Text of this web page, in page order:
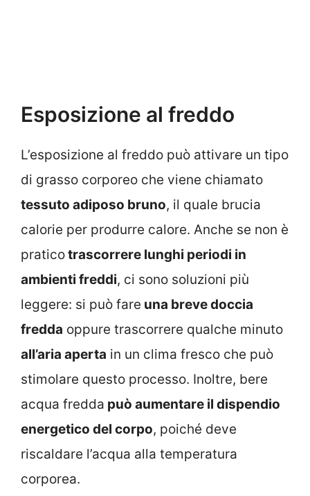
Esposizione al freddo
L’esposizione al freddo può attivare un tipo
di grasso corporeo che viene chiamato
tessuto adiposo bruno, il quale brucia
calorie per produrre calore. Anche se non è
praticotrascorrere lunghi periodi in
ambienti freddi, ci sono soluzioni più
leggere: si può fare una breve doccia
fredda oppure trascorrere qualche minuto
all’aria aperta in un clima fresco che può
stimolare questo processo. Inoltre, bere
acqua fredda può aumentare il dispendio
energetico del corpo, poiché deve
riscaldare l’acqua alla temperatura
corporea.